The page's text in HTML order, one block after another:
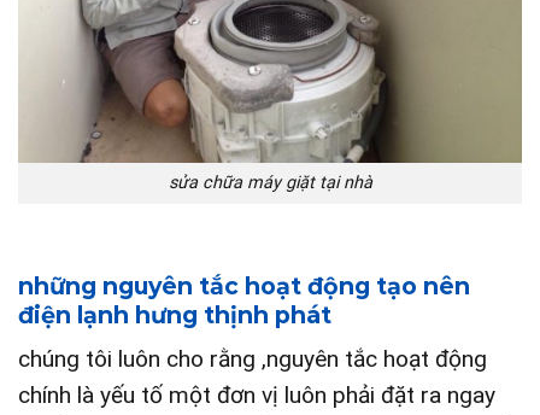
sửa chữa máy giặt tại nhà
những nguyên tắc hoạt động tạo nên
điện lạnh hưng thịnh phát
chúng tôi luôn cho rằng ,nguyên tắc hoạt động
chính là yếu tố một đơn vị luôn phải đặt ra ngay